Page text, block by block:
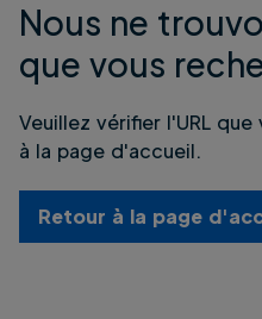
Nous ne
que vous
Veuillez vérifier l'URL
à la page d'accueil.
Retour à la page